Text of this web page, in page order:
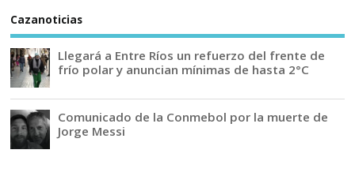
Cazanoticias
Llegará a Entre Ríos un refuerzo del frente de
frío polar y anuncian mínimas de hasta 2°C
Comunicado de la Conmebol por la muerte de
Jorge Messi